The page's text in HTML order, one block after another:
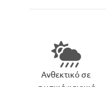
Ανθεκτικό σε